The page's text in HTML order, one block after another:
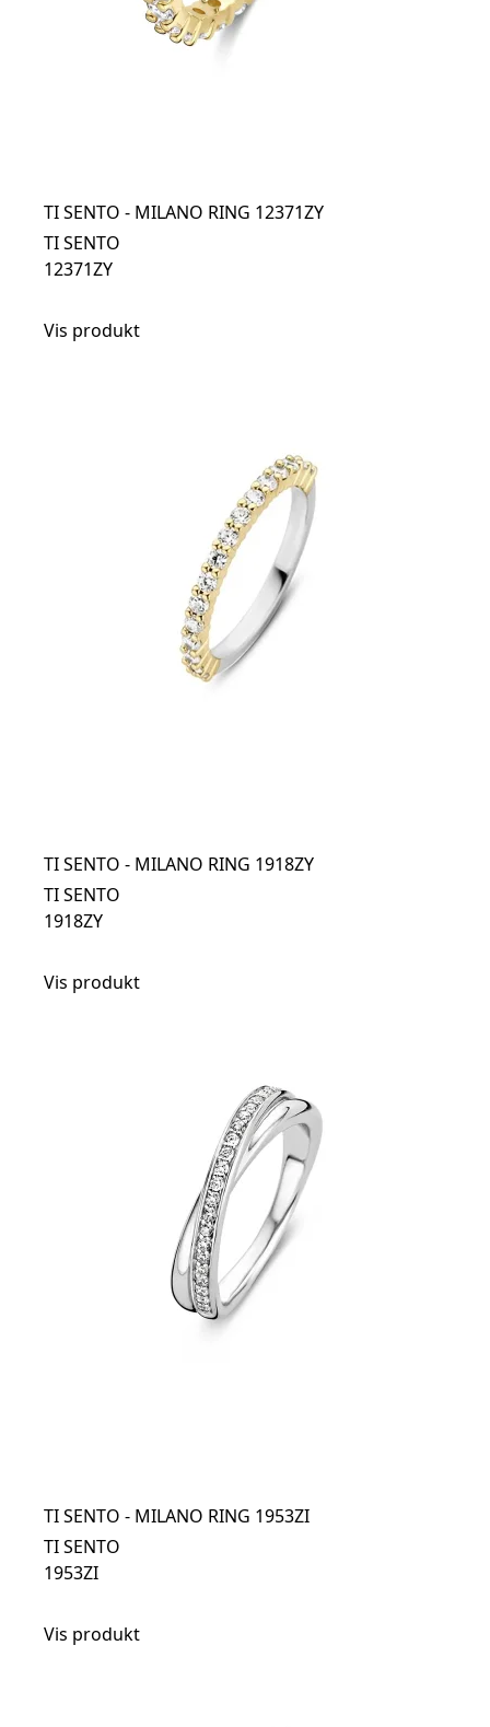
TI SENTO - MILANO RING 12371ZY
TI SENTO
12371ZY
Vis produkt
TI SENTO - MILANO RING 1918ZY
TI SENTO
1918ZY
Vis produkt
TI SENTO - MILANO RING 1953ZI
TI SENTO
1953ZI
Vis produkt